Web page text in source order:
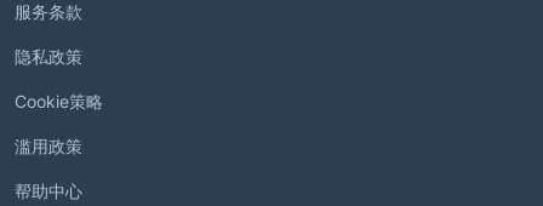
服务条款
隐私政策
Cookie策略
滥用政策
帮助中心